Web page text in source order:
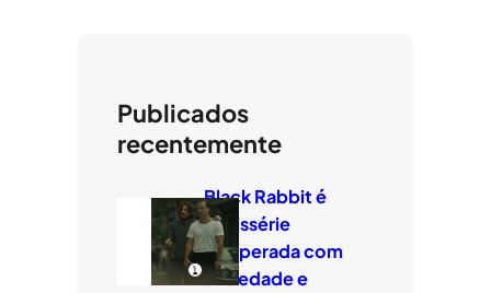
Publicados
recentemente
Black Rabbit é
minissérie
temperada com
ansiedade e